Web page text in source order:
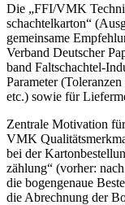
Die „FFI/VMK
schach­tel­kar­ton“
gemein­sa­me
Ver­band Deut­scher
band Falt­schach­tel-
Para­me­ter
etc.) sowie für
Zen­tra­le Moti­va­ti­on
VMK
bei der
zäh­lung“ (vor­her:
die bogen­ge­naue
die Abrech­nung der